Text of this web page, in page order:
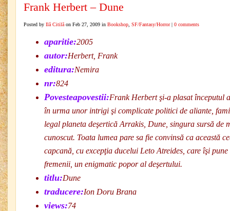
Frank Herbert – Dune
Posted by Ilă Citilă on Feb 27, 2009 in Bookshop SF/Fantasy/Horror| 0 comments
aparitie:2005
autor:Herbert, Frank
editura:Nemira
nr:824
Povesteapovestii:Frank Herbert şi-a plasat începutul
în urma unor intrigi şi complicate politici de aliante,
legal planeta deşertică Arrakis, Dune, singura sursă de
cunoscut. Toata lumea pare sa fie convinsă ca această
capcană, cu excepţia ducelui Leto Atreides, care îşi
fremenii, un enigmatic popor al deşertului.
titlu:Dune
traducere:Ion Doru Brana
views:74